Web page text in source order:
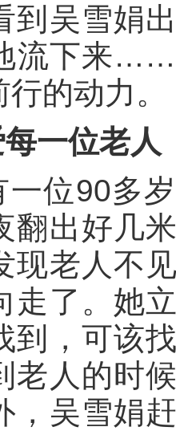
到吴雪娟
流下来
的动力。
一位老人
一位90多
翻出好几
现老人不
走了。她
到，可该
老人的时
，吴雪娟